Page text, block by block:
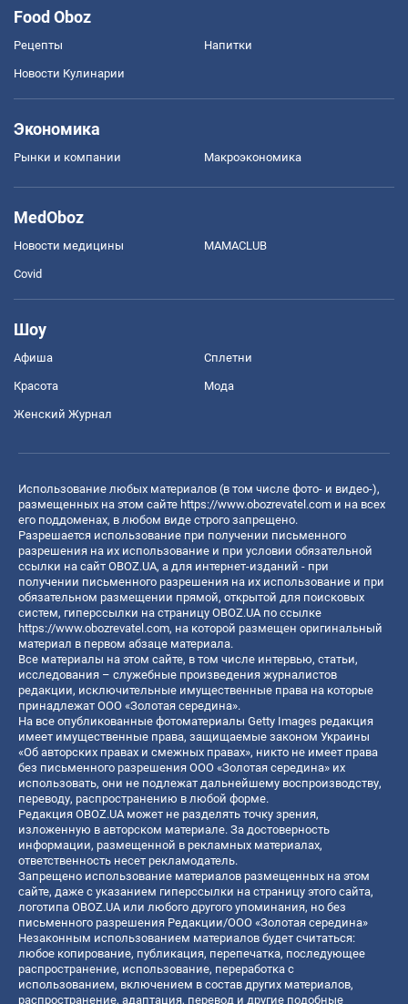
Food Oboz
Рецепты Напитки
Новости Кулинарии
Экономика
Рынки и компании Mакроэкономика
MedOboz
Новости медицины MAMACLUB
Covid
Шоу
Афиша Сплетни
Красота Мода
Женский Журнал
Использование любых материалов (в том числе фото- и видео-),
размещенных на этом сайте https://www.obozrevatel.com и на всех
его поддоменах, в любом виде строго запрещено.
Разрешается использование при получении письменного
разрешения на их использование и при условии обязательной
ссылки на сайт OBOZ.UA, а для интернет-изданий - при
получении письменного разрешения на их использование и при
обязательном размещении прямой, открытой для поисковых
систем, гиперссылки на страницу OBOZ.UA по ссылке
https://www.obozrevatel.com, на которой размещен оригинальный
материал в первом абзаце материала.
Все материалы на этом сайте, в том числе интервью, статьи,
исследования – служебные произведения журналистов
редакции, исключительные имущественные права на которые
принадлежат ООО «Золотая середина».
На все опубликованные фотоматериалы Getty Images редакция
имеет имущественные права, защищаемые законом Украины
«Об авторских правах и смежных правах», никто не имеет права
без письменного разрешения ООО «Золотая середина» их
использовать, они не подлежат дальнейшему воспроизводству,
переводу, распространению в любой форме.
Редакция OBOZ.UA может не разделять точку зрения,
изложенную в авторском материале. За достоверность
информации, размещенной в рекламных материалах,
ответственность несет рекламодатель.
Запрещено использование материалов размещенных на этом
сайте, даже с указанием гиперссылки на страницу этого сайта,
логотипа OBOZ.UA или любого другого упоминания, но без
письменного разрешения Редакции/ООО «Золотая середина»
Незаконным использованием материалов будет считаться:
любое копирование, публикация, перепечатка, последующее
распространение, использование, переработка с
использованием, включением в состав других материалов,
распространение, адаптация, перевод и другие подобные